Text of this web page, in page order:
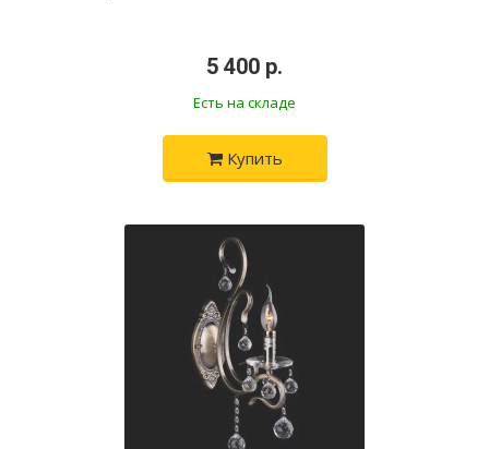
5 400 р.
Есть на складе
Купить